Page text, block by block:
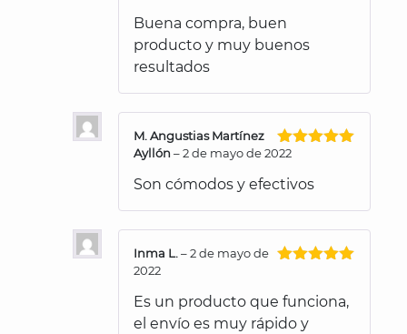
Buena compra, buen
producto y muy buenos
resultados
Valorado
M. Angustias Martínez
Ayllón–2 de mayo de 2022
Son cómodos y efectivos
Inma L. –2 de mayo de
2022
Es un producto que funciona,
el envío es muy rápido y